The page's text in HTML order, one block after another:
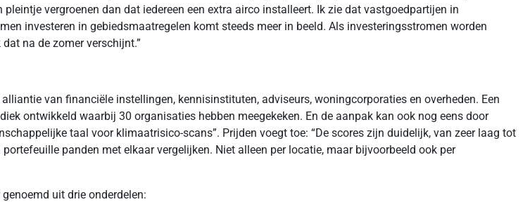
vergroenen dan dat iedereen een extra airco installeert. Ik zie dat vastgoedpartijen in
investeren in gebiedsmaatregelen komt steeds meer in beeld. Als investeringsstromen worden
na de zomer verschijnt.”
van financiële instellingen, kennisinstituten, adviseurs, woningcorporaties en overheden. Een
ontwikkeld waarbij 30 organisaties hebben meegekeken. En de aanpak kan ook nog eens door
taal voor klimaatrisico-scans”. Prijden voegt toe: “De scores zijn duidelijk, van zeer laag tot
panden met elkaar vergelijken. Niet alleen per locatie, maar bijvoorbeeld ook per
uit drie onderdelen: